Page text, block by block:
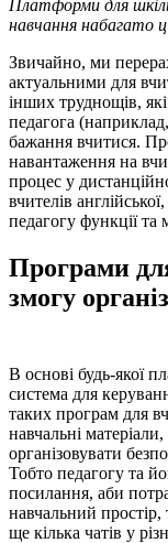
Платформи для
навчання набагато
Звичайно, ми
актуальними для
інших труднощів,
педагога
бажання вчитися.
навантаження на
процес у
вчителів
педагогу функції та
Програми
змогу
В основі будь-якої
система для
таких програм для
навчальні
організовувати
Тобто педагогу та
посилання, аби
навчальний простір,
ще кілька чатів у